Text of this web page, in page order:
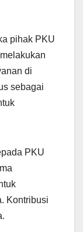
pihak PKU
di
sebagai
PKU
Kontribusi